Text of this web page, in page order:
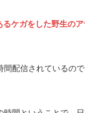
ケガをした野生の
間配信されているの